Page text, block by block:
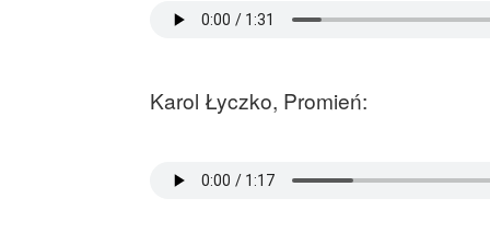
Karol Łyczko, Promień: